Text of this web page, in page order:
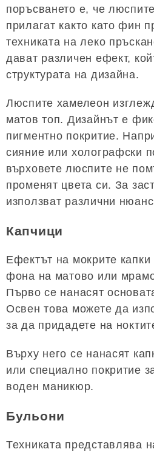
поръсването е, че
прилагат както като фин
техниката на леко
дават различен ефект,
структурата на дизайна.
Люспите хамелеон
матов топ. Дизайнът е
пигментно покритие.
сияние или холографски
върховете люспите не
променят цвета си. За
използват различни
Капчици
Ефектът на мокрите
фона на матово или
Първо се нанасят
Освен това можете да
за да придадете на
Върху него се нанасят
или специално покритие
воден маникюр.
Бульони
Техниката представлява